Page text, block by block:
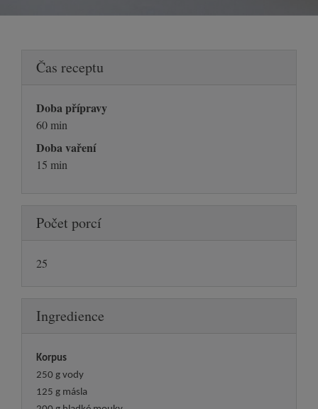
Čas receptu
Doba přípravy
60 min
Doba vaření
15 min
Počet porcí
25
Ingredience
Korpus
250 g vody
125 g másla